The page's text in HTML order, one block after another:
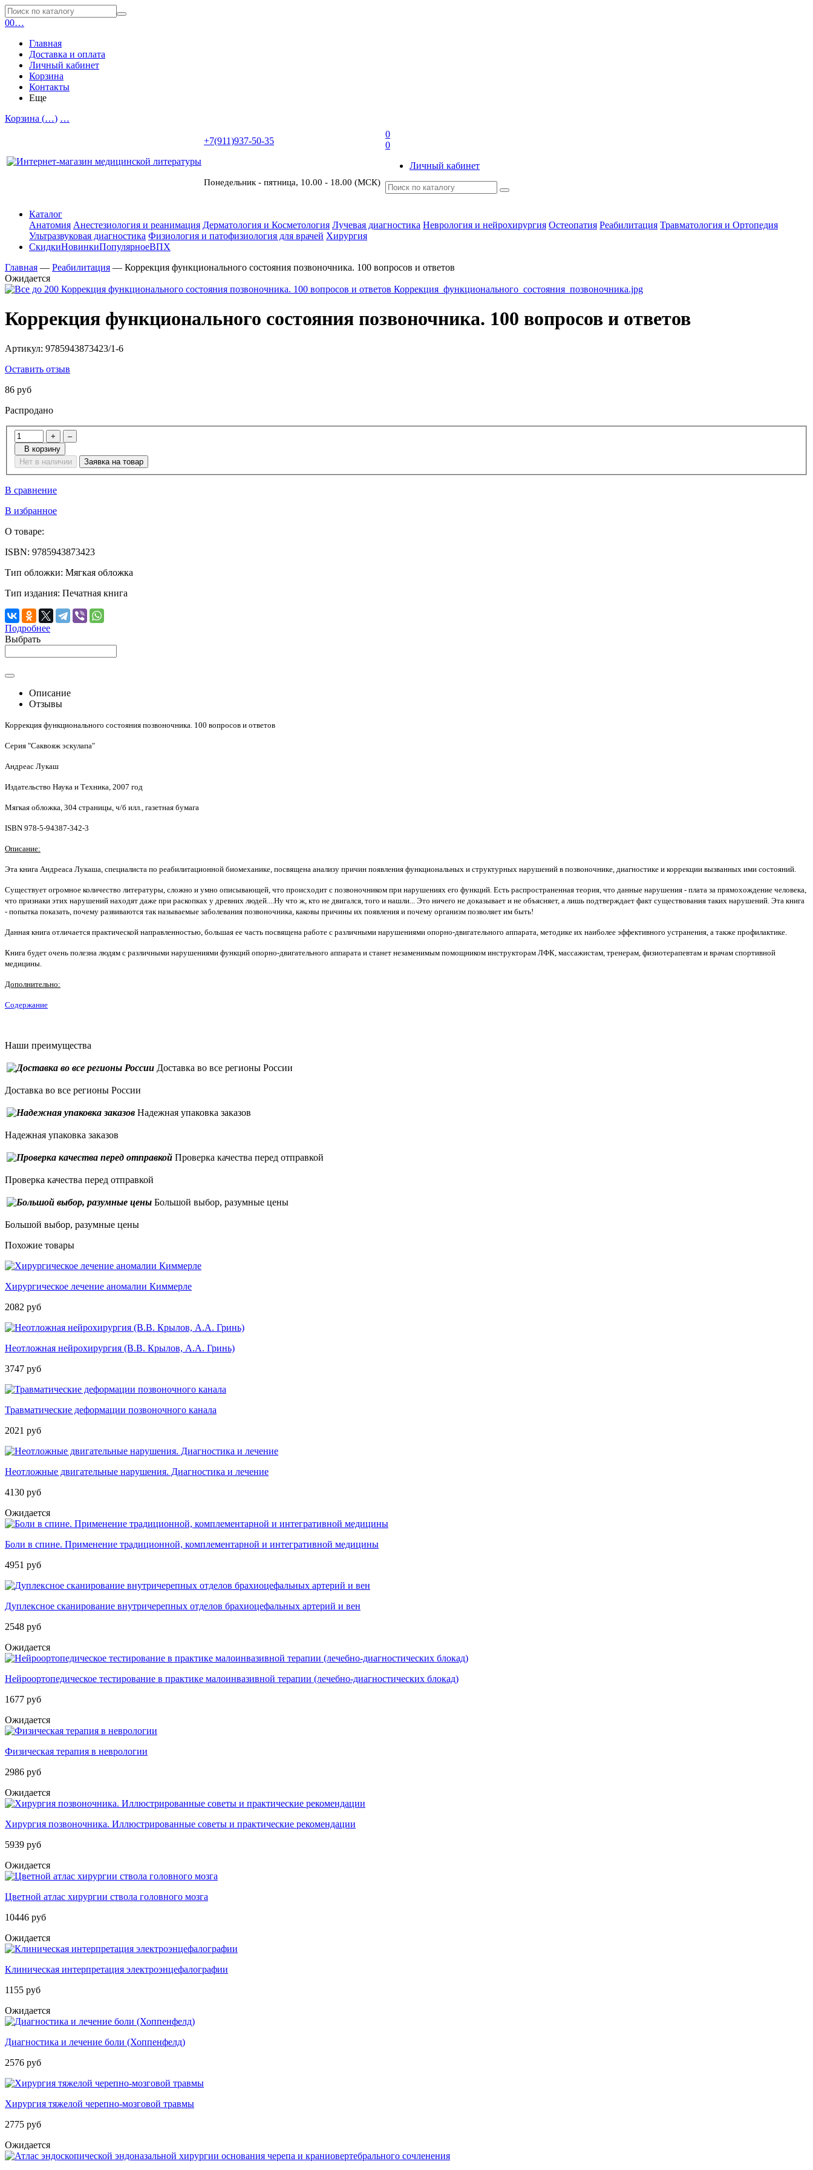
00…
Главная
Доставка и оплата
Личный кабинет
Корзина
Контакты
Еще
Корзина (…) …
+7(911)937-50-35
Понедельник - пятница, 10.00 - 18.00 (МСК)
0
0
Личный кабинет
Каталог
Анатомия Анестезиология и реанимация Дерматология и Косметология Лучевая диагностика Неврология и нейрохирургия Остеопатия Реабилитация Травматология и Ортопедия
Ультразвуковая диагностика Физиология и патофизиология для врачей Хирургия
СкидкиНовинкиПопулярноеВПХ
Главная — Реабилитация — Коррекция функционального состояния позвоночника. 100 вопросов и ответов
Ожидается
Коррекция функционального состояния позвоночника. 100 вопросов и ответов
Артикул: 9785943873423/1-6
Оставить отзыв
86 руб
Распродано
+
–
В корзину
Нет в наличии
Заявка на товар
В сравнение
В избранное
О товаре:
ISBN: 9785943873423
Тип обложки: Мягкая обложка
Тип издания: Печатная книга
Подробнее
Выбрать
Описание
Отзывы
Коррекция функционального состояния позвоночника. 100 вопросов и ответов
Серия "Саквояж эскулапа"
Андреас Лукаш
Издательство Наука и Техника, 2007 год
Мягкая обложка, 304 страницы, ч/б илл., газетная бумага
ISBN 978-5-94387-342-3
Описание:
Эта книга Андреаса Лукаша, специалиста по реабилитационной биомеханике, посвящена анализу причин появления функциональных и структурных нарушений в позвоночнике, диагностике и коррекции вызванных ими состояний.
Существует огромное количество литературы, сложно и умно описывающей, что происходит с позвоночником при нарушениях его функций. Есть распространенная теория, что данные нарушения - плата за прямохождение человека,
что признаки этих нарушений находят даже при раскопках у древних людей....Ну что ж, кто не двигался, того и нашли... Это ничего не доказывает и не объясняет, а лишь подтверждает факт существования таких нарушений. Эта книга
- попытка показать, почему развиваются так называемые заболевания позвоночника, каковы причины их появления и почему организм позволяет им быть!
Данная книга отличается практической направленностью, большая ее часть посвящена работе с различными нарушениями опорно-двигательного аппарата, методике их наиболее эффективного устранения, а также профилактике.
Книга будет очень полезна людям с различными нарушениями функций опорно-двигательного аппарата и станет незаменимым помощником инструкторам ЛФК, массажистам, тренерам, физиотерапевтам и врачам спортивной
медицины.
Дополнительно:
Содержание
Наши преимущества
Доставка во все регионы России
Доставка во все регионы России
Надежная упаковка заказов
Надежная упаковка заказов
Проверка качества перед отправкой
Проверка качества перед отправкой
Большой выбор, разумные цены
Большой выбор, разумные цены
Похожие товары
Хирургическое лечение аномалии Киммерле
2082 руб
Неотложная нейрохирургия (В.В. Крылов, А.А. Гринь)
3747 руб
Травматические деформации позвоночного канала
2021 руб
Неотложные двигательные нарушения. Диагностика и лечение
4130 руб
Ожидается
Боли в спине. Применение традиционной, комплементарной и интегративной медицины
4951 руб
Дуплексное сканирование внутричерепных отделов брахиоцефальных артерий и вен
2548 руб
Ожидается
Нейроортопедическое тестирование в практике малоинвазивной терапии (лечебно-диагностических блокад)
1677 руб
Ожидается
Физическая терапия в неврологии
2986 руб
Ожидается
Хирургия позвоночника. Иллюстрированные советы и практические рекомендации
5939 руб
Ожидается
Цветной атлас хирургии ствола головного мозга
10446 руб
Ожидается
Клиническая интерпретация электроэнцефалографии
1155 руб
Ожидается
Диагностика и лечение боли (Хоппенфелд)
2576 руб
Хирургия тяжелой черепно-мозговой травмы
2775 руб
Ожидается